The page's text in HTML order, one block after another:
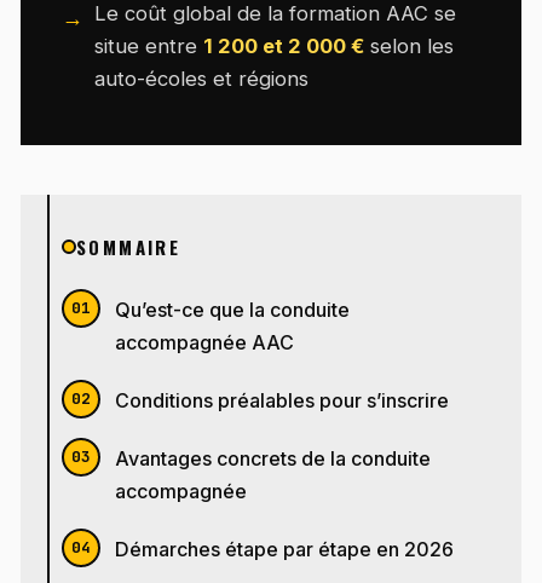
Le coût global de la formation AAC se
situe entre 1 200 et 2 000 € selon les
auto-écoles et régions
SOMMAIRE
Qu’est-ce que la conduite
accompagnée AAC
Conditions préalables pour s’inscrire
Avantages concrets de la conduite
accompagnée
Démarches étape par étape en 2026